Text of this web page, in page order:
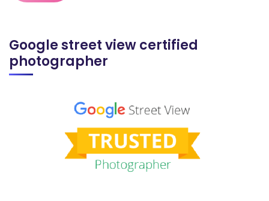
Google street view certified
photographer